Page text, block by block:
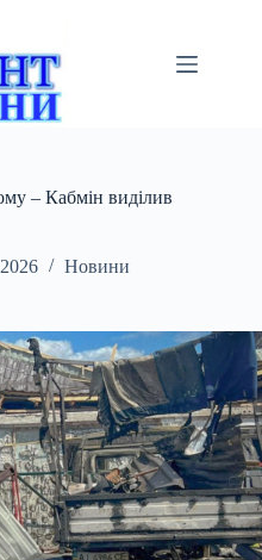
– Кабмін виділив
Новини